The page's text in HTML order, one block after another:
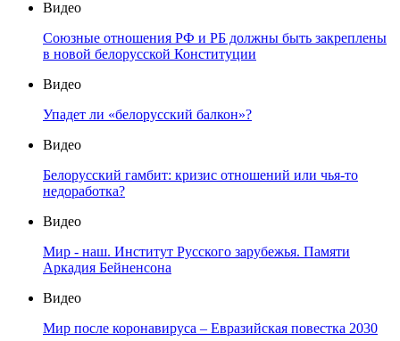
Видео
Союзные отношения РФ и РБ должны быть закреплены
в новой белорусской Конституции
Видео
Упадет ли «белорусский балкон»?
Видео
Белорусский гамбит: кризис отношений или чья-то
недоработка?
Видео
Мир - наш. Институт Русского зарубежья. Памяти
Аркадия Бейненсона
Видео
Мир после коронавируса – Евразийская повестка 2030